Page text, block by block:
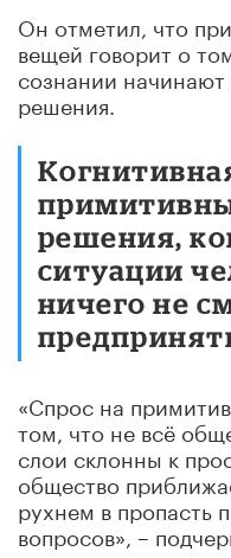
Он отметил, что
вещей говорит о
сознании
решения.
решения,
ситуации
ничего не
«Спрос на
том, что не всё
слои склонны к
общество
рухнем в пропасть
вопросов», –